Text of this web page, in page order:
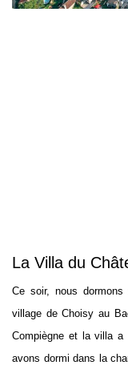
La Villa du
Ce soir, nous
village de Choisy au
Compiègne et la villa a
avons dormi dans la